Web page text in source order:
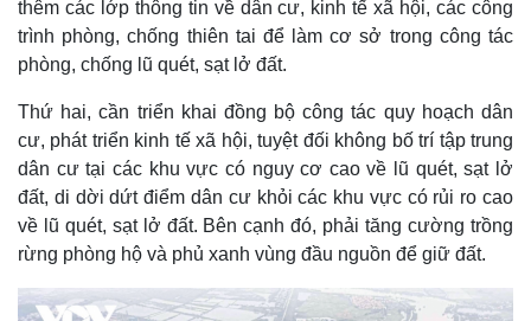
thêm các lớp thông tin về dân cư, kinh tế xã hội, các công
trình phòng, chống thiên tai để làm cơ sở trong công tác
phòng, chống lũ quét, sạt lở đất.
Thứ hai, cần triển khai đồng bộ công tác quy hoạch dân
cư, phát triển kinh tế xã hội, tuyệt đối không bố trí tập trung
dân cư tại các khu vực có nguy cơ cao về lũ quét, sạt lở
đất, di dời dứt điểm dân cư khỏi các khu vực có rủi ro cao
về lũ quét, sạt lở đất. Bên cạnh đó, phải tăng cường trồng
rừng phòng hộ và phủ xanh vùng đầu nguồn để giữ đất.